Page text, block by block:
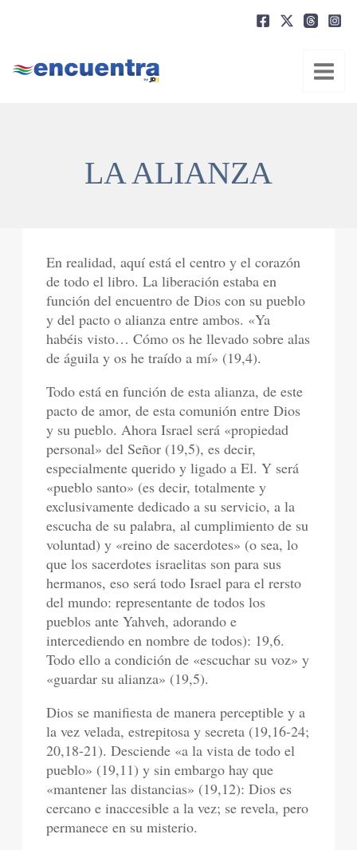
LA ALIANZA
En realidad, aquí está el centro y el corazón
de todo el libro. La liberación estaba en
función del encuentro de Dios con su pueblo
y del pacto o alianza entre ambos. «Ya
habéis visto… Cómo os he llevado sobre alas
de águila y os he traído a mí» (19,4).
Todo está en función de esta alianza, de este
pacto de amor, de esta comunión entre Dios
y su pueblo. Ahora Israel será «propiedad
personal» del Señor (19,5), es decir,
especialmente querido y ligado a El. Y será
«pueblo santo» (es decir, totalmente y
exclusivamente dedicado a su servicio, a la
escucha de su palabra, al cumplimiento de su
voluntad) y «reino de sacerdotes» (o sea, lo
que los sacerdotes israelitas son para sus
hermanos, eso será todo Israel para el rersto
del mundo: representante de todos los
pueblos ante Yahveh, adorando e
intercediendo en nombre de todos): 19,6.
Todo ello a condición de «escuchar su voz» y
«guardar su alianza» (19,5).
Dios se manifiesta de manera perceptible y a
la vez velada, estrepitosa y secreta (19,16-24;
20,18-21). Desciende «a la vista de todo el
pueblo» (19,11) y sin embargo hay que
«mantener las distancias» (19,12): Dios es
cercano e inaccesible a la vez; se revela, pero
permanece en su misterio.